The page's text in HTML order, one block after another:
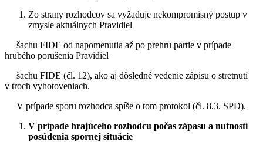
Zo strany rozhodcov sa vyžaduje nekompromisný postup v
zmysle aktuálnych Pravidiel
šachu FIDE od napomenutia až po prehru partie v prípade
hrubého porušenia Pravidiel
šachu FIDE (čl. 12), ako aj dôsledné vedenie zápisu o stretnutí
v troch vyhotoveniach.
V prípade sporu rozhodca spíše o tom protokol (čl. 8.3. SPD).
V prípade hrajúceho rozhodcu počas zápasu a nutnosti
posúdenia spornej situácie